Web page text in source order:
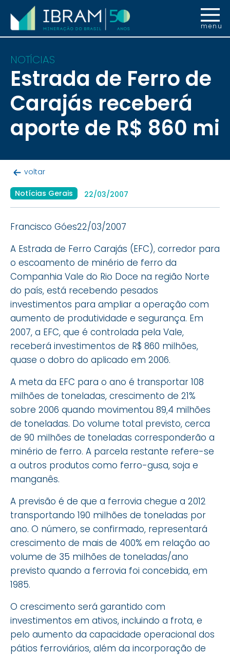
menu
NOTÍCIAS
Estrada de Ferro de
Carajás receberá
aporte de R$ 860 mi
voltar
Notícias Gerais 22/03/2007
Francisco Góes22/03/2007
A Estrada de Ferro Carajás (EFC), corredor para
o escoamento de minério de ferro da
Companhia Vale do Rio Doce na região Norte
do país, está recebendo pesados
investimentos para ampliar a operação com
aumento de produtividade e segurança. Em
2007, a EFC, que é controlada pela Vale,
receberá investimentos de R$ 860 milhões,
quase o dobro do aplicado em 2006.
A meta da EFC para o ano é transportar 108
milhões de toneladas, crescimento de 21%
sobre 2006 quando movimentou 89,4 milhões
de toneladas. Do volume total previsto, cerca
de 90 milhões de toneladas corresponderão a
minério de ferro. A parcela restante refere-se
a outros produtos como ferro-gusa, soja e
manganês.
A previsão é de que a ferrovia chegue a 2012
transportando 190 milhões de toneladas por
ano. O número, se confirmado, representará
crescimento de mais de 400% em relação ao
volume de 35 milhões de toneladas/ano
previsto quando a ferrovia foi concebida, em
1985.
O crescimento será garantido com
investimentos em ativos, incluindo a frota, e
pelo aumento da capacidade operacional dos
pátios ferroviários, além da incorporação de